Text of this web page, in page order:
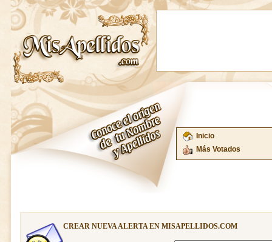
Inicio
Más Votados
CREAR NUEVA ALERTA EN MISAPELLIDOS.COM